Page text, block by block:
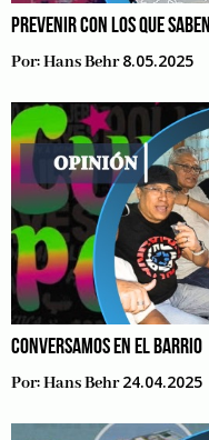
PREVENIR CON LOS QUE SABEN
Por:Hans Behr 8.05.2025
CONVERSAMOS EN EL BARRIO
Por:Hans Behr 24.04.2025